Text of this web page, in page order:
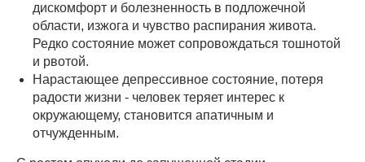
дискомфорт и болезненность в подложечной
области, изжога и чувство распирания живота.
Редко состояние может сопровождаться тошнотой
и рвотой.
Нарастающее депрессивное состояние, потеря
радости жизни - человек теряет интерес к
окружающему, становится апатичным и
отчужденным.